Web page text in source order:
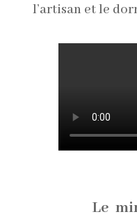
l’artisan et le
Le